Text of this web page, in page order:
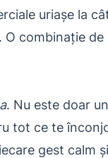
uriașe la
combinație
. Nu este doar
tot ce te
gest calm